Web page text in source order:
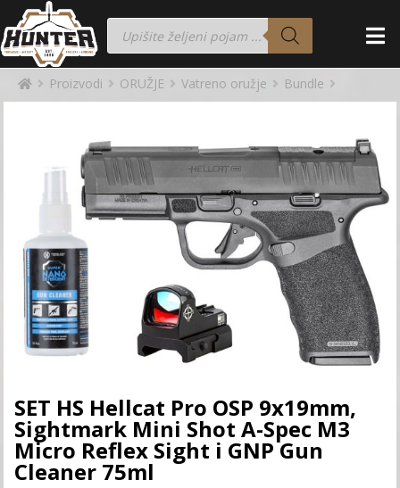
Proizvodi ORUŽJE Vatreno oružje Bundle
SET HS Hellcat Pro OSP 9x19mm,
Sightmark Mini Shot A-Spec M3
Micro Reflex Sight i GNP Gun
Cleaner 75ml